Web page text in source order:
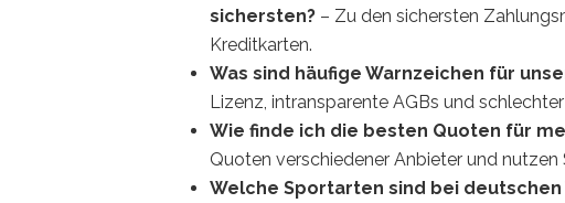
sichersten? – Zu den sichersten
Kreditkarten.
Was sind häufige Warnzeichen für
Lizenz, intransparente AGBs und
Wie finde ich die besten Quoten für
Quoten verschiedener Anbieter und
Welche Sportarten sind bei